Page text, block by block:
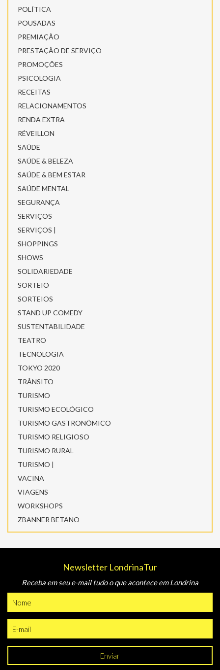
POLÍTICA
POUSADAS
PREMIAÇÃO
PRESTAÇÃO DE SERVIÇO
PROMOÇÕES
PSICOLOGIA
RECEITAS
RELACIONAMENTOS
RENDA EXTRA
RÉVEILLON
SAÚDE
SAÚDE & BELEZA
SAÚDE & BEM ESTAR
SAÚDE MENTAL
SEGURANÇA
SERVIÇOS
SERVIÇOS |
SHOPPINGS
SHOWS
SOLIDARIEDADE
SORTEIO
SORTEIOS
STAND UP COMEDY
SUSTENTABILIDADE
TEATRO
TECNOLOGIA
TOKYO 2020
TRÂNSITO
TURISMO
TURISMO ECOLÓGICO
TURISMO GASTRONÔMICO
TURISMO RELIGIOSO
TURISMO RURAL
TURISMO |
VACINA
VIAGENS
WORKSHOPS
ZBANNER BETANO
Newsletter LondrinaTur
Receba em seu e-mail tudo o que acontece em Londrina
Enviar